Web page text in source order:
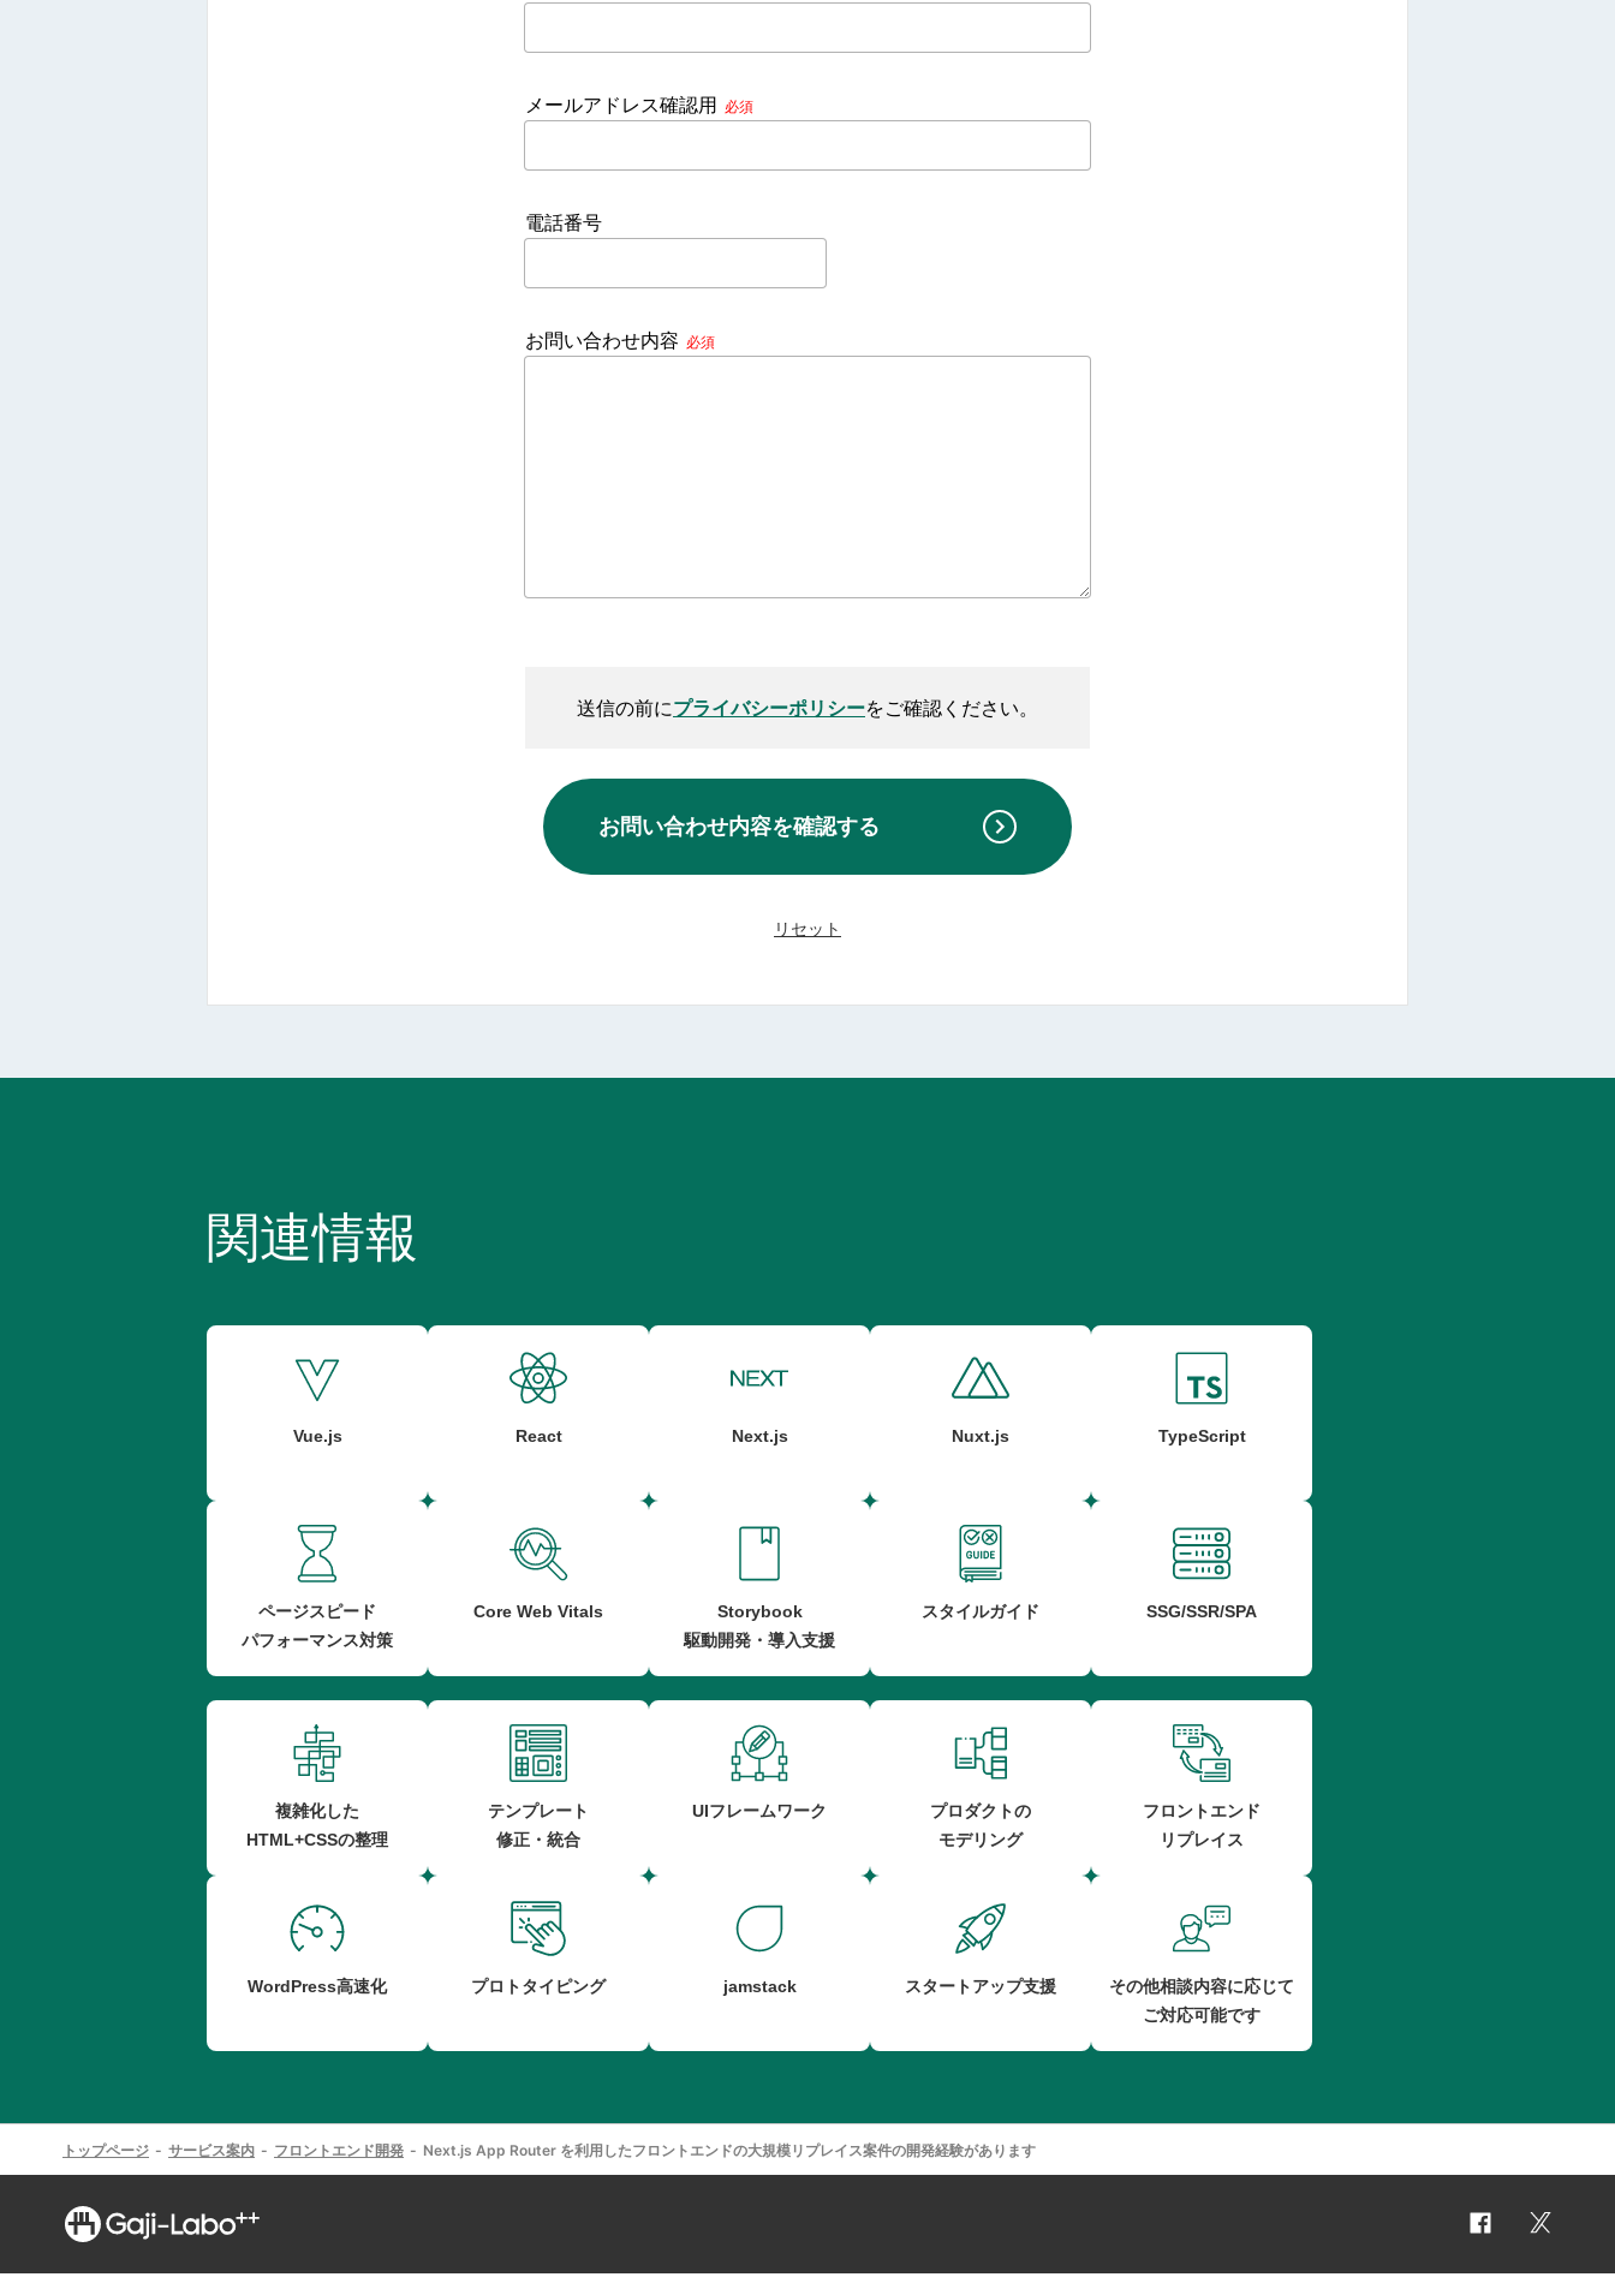
メールアドレス確認用 必須
電話番号
お問い合わせ内容 必須
送信の前にプライバシーポリシーをご確認ください。
お問い合わせ内容を確認する
リセット
関連情報
Vue.js React Next.js Nuxt.js TypeScript
ページスピード
パフォーマンス対策
Core Web Vitals
Storybook
駆動開発・導入支援
スタイルガイド SSG/SSR/SPA
複雑化した
HTML+CSSの整理
テンプレート
修正・統合
UIフレームワーク
プロダクトの
モデリング
フロントエンド
リプレイス
WordPress高速化 プロトタイピング jamstack スタートアップ支援
その他相談内容に応じて
ご対応可能です
トップページ サービス案内 フロントエンド開発 Next.js App Router を利用したフロントエンドの大規模リプレイス案件の開発経験があります